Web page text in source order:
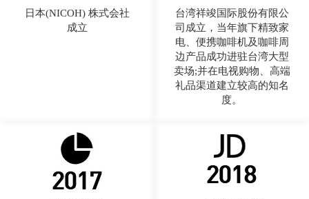
日本(NICOH) 株式会社
成立
台湾祥竣国际股份有限公
司成立，当年旗下精致家
电、便携咖啡机及咖啡周
边产品成功进驻台湾大型
卖场;并在电视购物、高端
礼品渠道建立较高的知名
度。